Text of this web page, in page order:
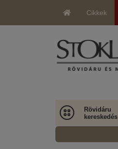
Cikkek
Rövidáru
kereskedés